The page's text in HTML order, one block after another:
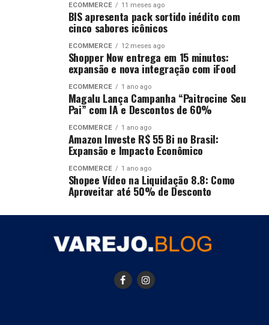
ECOMMERCE 11 meses ago
BIS apresenta pack sortido inédito com
cinco sabores icônicos
ECOMMERCE 12 meses ago
Shopper Now entrega em 15 minutos:
expansão e nova integração com iFood
ECOMMERCE 1 ano ago
Magalu Lança Campanha “Paitrocine Seu
Pai” com IA e Descontos de 60%
ECOMMERCE 1 ano ago
Amazon Investe R$ 55 Bi no Brasil:
Expansão e Impacto Econômico
ECOMMERCE 1 ano ago
Shopee Vídeo na Liquidação 8.8: Como
Aproveitar até 50% de Desconto